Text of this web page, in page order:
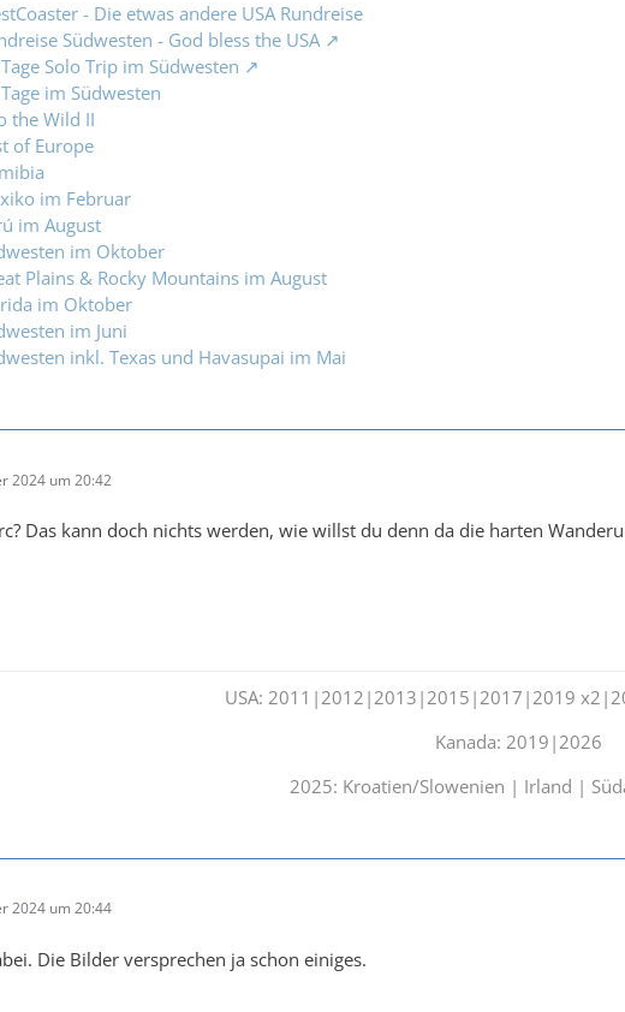
- Die etwas andere USA Rundreise
Südwesten - God bless the USA
Solo Trip im Südwesten
im Südwesten
the Wild II
of Europe
im Februar
im August
im Oktober
Plains & Rocky Mountains im August
im Oktober
im Juni
inkl. Texas und Havasupai im Mai
2024 um 20:42
Das kann doch nichts werden, wie willst du denn da die harten
USA: 2011|2012|2013|2015|2017|2019
Kanada: 2019|2026
2025: Kroatien/Slowenien | Irland |
2024 um 20:44
Die Bilder versprechen ja schon einiges.